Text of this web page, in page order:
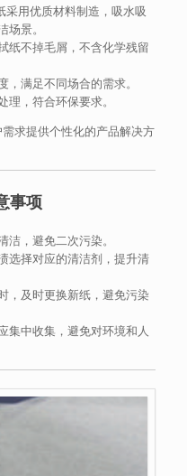
采用优质材料制造，吸水吸
景。
纸不掉毛屑，不含化学残留
满足不同场合的需求。
，符合环保要求。
求提供个性化的产品解决方
事项
，避免二次污染。
选择对应的清洁剂，提升清
，及时更换新纸，避免污染
集中收集，避免对环境和人